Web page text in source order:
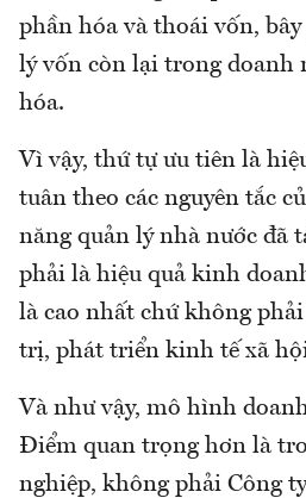
phần hóa và thoái vốn,
lý vốn còn lại trong doanh
hóa.
Vì vậy, thứ tự ưu tiên là
tuân theo các nguyên tắc
năng quản lý nhà nước đã
phải là hiệu quả kinh
là cao nhất chứ không
trị, phát triển kinh tế xã
Và như vậy, mô hình
Điểm quan trọng hơn là
nghiệp, không phải Công